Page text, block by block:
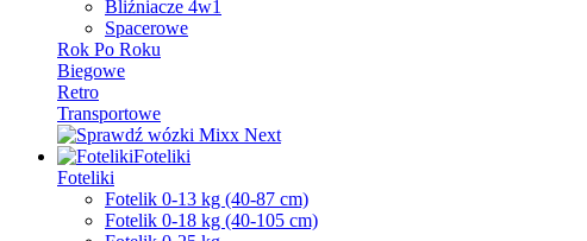
Bliźniacze 4w1
Spacerowe
Rok Po Roku
Biegowe
Retro
Transportowe
Foteliki
Foteliki
Fotelik 0-13 kg (40-87 cm)
Fotelik 0-18 kg (40-105 cm)